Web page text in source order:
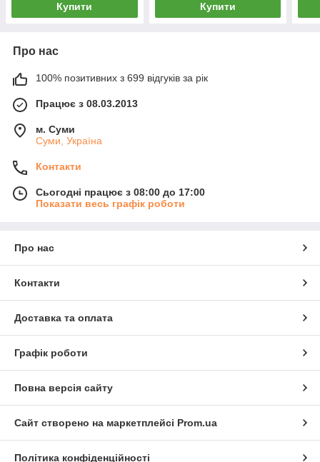
Купити Купити
Про нас
100% позитивних з 699 відгуків за рік
Працює з 08.03.2013
м. Суми
Суми, Україна
Контакти
Сьогодні працює з 08:00 до 17:00
Показати весь графік роботи
Про нас
Контакти
Доставка та оплата
Графік роботи
Повна версія сайту
Сайт створено на маркетплейсі Prom.ua
Політика конфіденційності